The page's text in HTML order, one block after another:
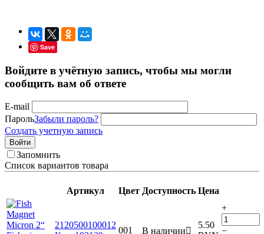
Save
Войдите в учётную запись, чтобы мы могли
сообщить вам об ответе
E-mail
ПарольЗабыли пароль?
Создать учетную запись
Войти
Запомнить
Список вариантов товара
Артикул Цвет Доступность Цена
2120500100012
001 В наличии
5.50
+
−